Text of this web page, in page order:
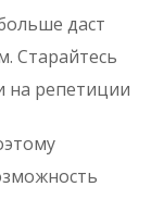
даст
Старайтесь
на репетиции